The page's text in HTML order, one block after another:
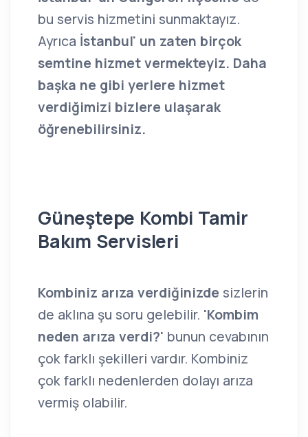
bu servis hizmetini sunmaktayız.
Ayrıca İstanbul' un zaten birçok
semtine hizmet vermekteyiz. Daha
başka ne gibi yerlere hizmet
verdiğimizi bizlere ulaşarak
öğrenebilirsiniz.
Güneştepe Kombi Tamir
Bakım Servisleri
Kombiniz arıza verdiğinizde sizlerin
de aklına şu soru gelebilir. 'Kombim
neden arıza verdi?' bunun cevabının
çok farklı şekilleri vardır. Kombiniz
çok farklı nedenlerden dolayı arıza
vermiş olabilir.